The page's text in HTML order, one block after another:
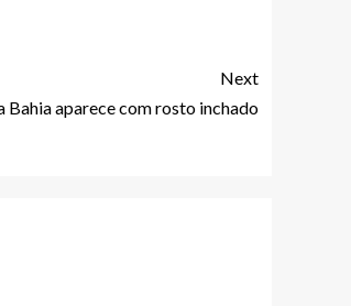
Next
aparece com rosto inchado